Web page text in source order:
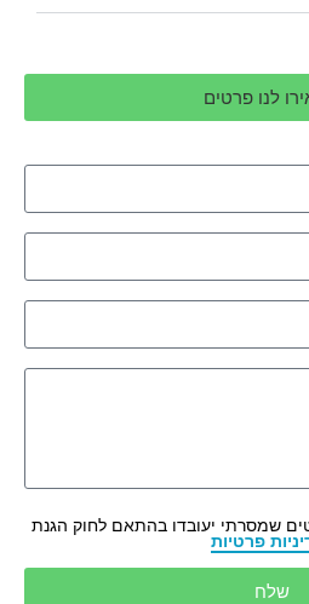
לנו פרטים
שמסרתי יעובדו בהתאם לחוק הגנת
פרטיות
שלח